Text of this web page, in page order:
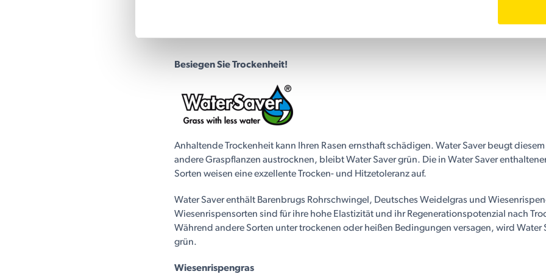
Besiegen Sie Trockenheit!
Anhaltende Trockenheit kann Ihren Rasen ernsthaft schädigen. Water Saver beugt
andere Graspflanzen austrocknen, bleibt Water Saver grün. Die in Water Saver
Sorten weisen eine exzellente Trocken- und Hitzetoleranz auf.
Water Saver enthält Barenbrugs Rohrschwingel, Deutsches Weidelgras und
Wiesenrispensorten sind für ihre hohe Elastizität und ihr Regenerationspotenzial nach
Während andere Sorten unter trockenen oder heißen Bedingungen versagen, wird Water
grün.
Wiesenrispengras